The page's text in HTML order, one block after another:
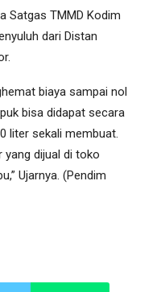
Satgas TMMD Kodim
dari Distan
biaya sampai nol
bisa didapat secara
liter sekali membuat.
yang dijual di toko
Ujarnya. (Pendim